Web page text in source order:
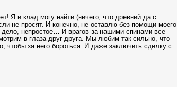
Я и клад могу найти (ничего, что древний да с
не просят. И конечно, не оставлю без помощи моего
дело, непростое… И врагов за нашими спинами все
в глаза друг друга. Мы любим так сильно, что
чтобы за него бороться. И даже заключить сделку с